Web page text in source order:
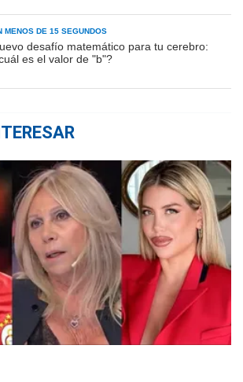
MENOS DE 15 SEGUNDOS
desafío matemático para tu cerebro:
es el valor de "b"?